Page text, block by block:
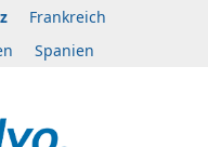
Frankreich
Spanien